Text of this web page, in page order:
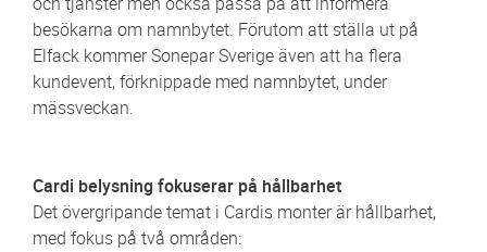
besökarna om namnbytet. Förutom att ställa ut på
Elfack kommer Sonepar Sverige även att ha flera
kundevent, förknippade med namnbytet, under
mässveckan.
Cardi belysning fokuserar på hållbarhet
Det övergripande temat i Cardis monter är hållbarhet,
med fokus på två områden: